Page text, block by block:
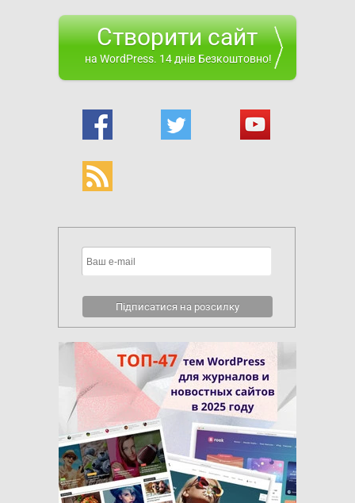
Створити сайт
на WordPress. 14 днів Безкоштовно!